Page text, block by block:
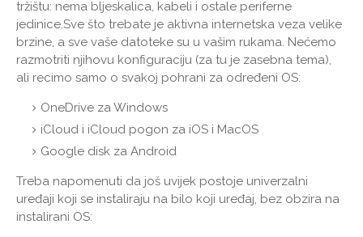
tržištu: nema bljeskalica, kabeli i ostale periferne
jedinice.Sve što trebate je aktivna internetska veza velike
brzine, a sve vaše datoteke su u vašim rukama. Nećemo
razmotriti njihovu konfiguraciju (za tu je zasebna tema),
ali recimo samo o svakoj pohrani za određeni OS:
OneDrive za Windows
iCloud i iCloud pogon za iOS i MacOS
Google disk za Android
Treba napomenuti da još uvijek postoje univerzalni
uređaji koji se instaliraju na bilo koji uređaj, bez obzira na
instalirani OS: